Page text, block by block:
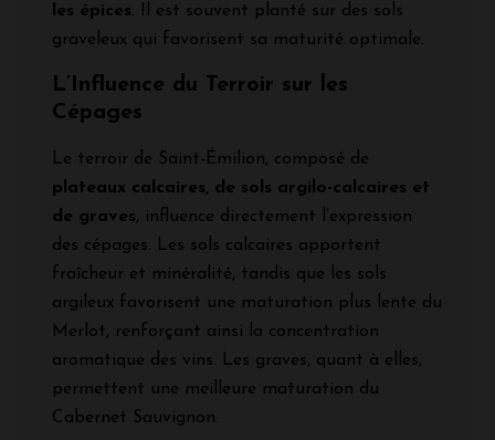
les épices. Il est souvent planté sur des sols
graveleux qui favorisent sa maturité optimale.
L’Influence du Terroir sur les
Cépages
Le terroir de Saint-Émilion, composé de
plateaux calcaires, de sols argilo-calcaires et
de graves, influence directement l’expression
des cépages. Les sols calcaires apportent
fraîcheur et minéralité, tandis que les sols
argileux favorisent une maturation plus lente du
Merlot, renforçant ainsi la concentration
aromatique des vins. Les graves, quant à elles,
permettent une meilleure maturation du
Cabernet Sauvignon.